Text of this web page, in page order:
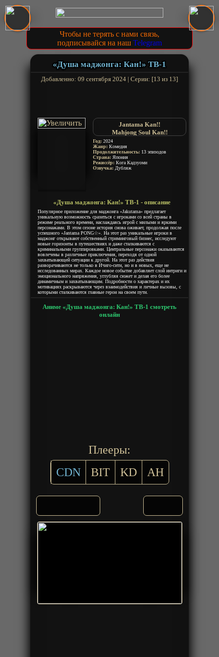
Чтобы не терять с нами связь,
подписывайся на наш Telegram
«Душа маджонга: Кан!» ТВ-1
Добавленно: 09 сентября 2024 | Серии: [13 из 13]
Jantama Kan!!
Mahjong Soul Kan!!
Год: 2024
Жанр: Комедия
Продолжительность: 13 эпизодов
Страна: Япония
Режиссёр: Кога Кадзуоми
Озвучка: Дубляж
«Душа маджонга: Кан!» ТВ-1 - описание
Популярное приложение для маджонга «Jakutama» предлагает
уникальную возможность сразиться с игроками со всей страны в
режиме реального времени, наслаждаясь игрой с милыми и яркими
персонажами. В этом сезоне история снова оживает, продолжая после
успешного «Jantama PONG☆». На этот раз уникальные игроки в
маджонг открывают собственный стриминговый бизнес, исследуют
новые горизонты в путешествиях и даже сталкиваются с
криминальными группировками. Центральные персонажи оказываются
вовлечены в различные приключения, переходя от одной
захватывающей ситуации к другой. На этот раз действия
разворачиваются не только в Ичиго-сити, но и в новых, еще не
исследованных мирах. Каждое новое событие добавляет слой интриги и
эмоционального напряжения, углубляя сюжет и делая его более
динамичным и захватывающим. Подробности о характерах и их
мотивациях раскрываются через взаимодействия и личные вызовы, с
которыми сталкиваются главные герои на своем пути.
Аниме «Душа маджонга: Кан!» ТВ-1 смотреть
онлайн
Плееры:
CDN
BIT KD AH